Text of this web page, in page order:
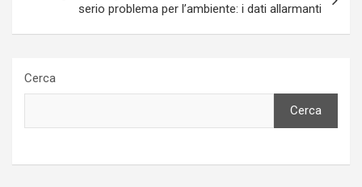
serio problema per l’ambiente: i dati allarmanti
Cerca
Cerca